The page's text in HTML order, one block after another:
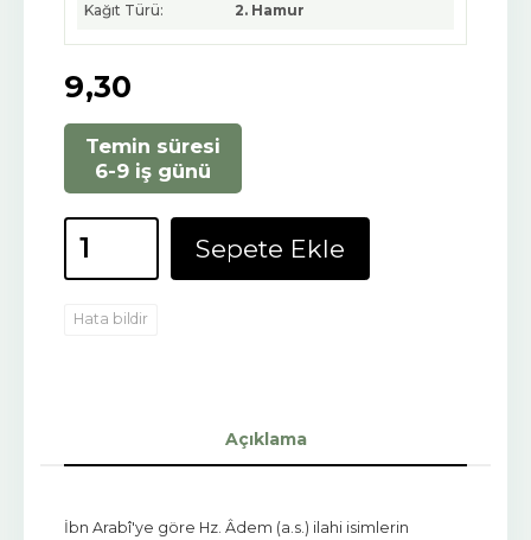
Kağıt Türü: 2. Hamur
9,30
Temin süresi
6-9 iş günü
Sepete Ekle
Hata bildir
Açıklama
İbn Arabî'ye göre Hz. Âdem (a.s.) ilahi isimlerin